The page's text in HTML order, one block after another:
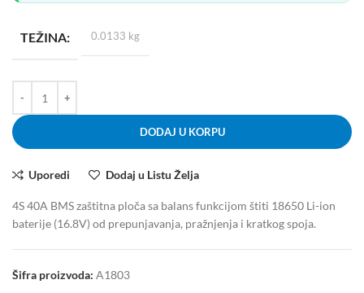
TEŽINA 0.0133 kg
DODAJ U KORPU
Uporedi Dodaj u Listu Želja
4S 40A BMS zaštitna ploča sa balans funkcijom štiti 18650 Li-ion
baterije (16.8V) od prepunjavanja, pražnjenja i kratkog spoja.
Šifra proizvoda: A1803